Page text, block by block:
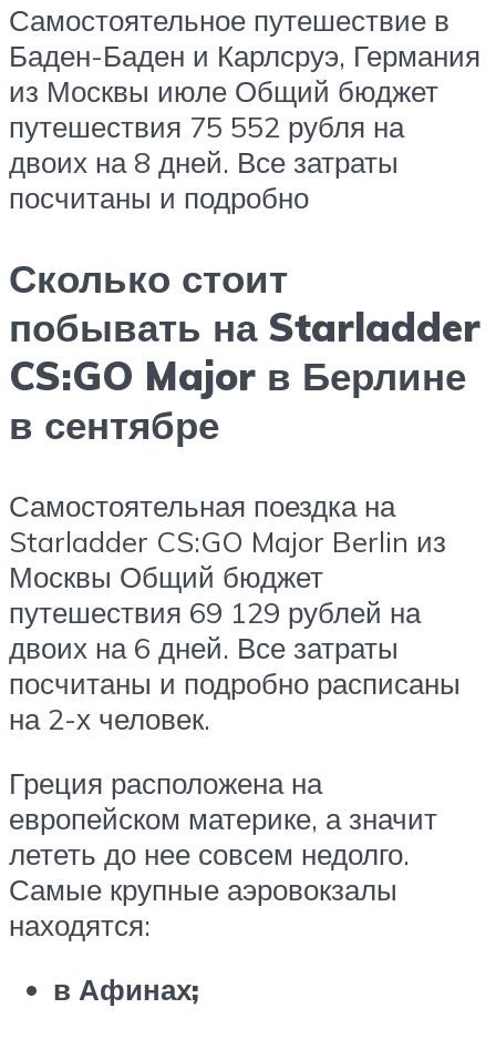
Самостоятельное путешествие в
Баден-Баден и Карлсруэ, Германия
из Москвы июле Общий бюджет
путешествия 75 552 рубля на
двоих на 8 дней. Все затраты
посчитаны и подробно
Сколько стоит
побывать на Starladder
CS:GO Major в Берлине
в сентябре
Самостоятельная поездка на
Starladder CS:GO Major Berlin из
Москвы Общий бюджет
путешествия 69 129 рублей на
двоих на 6 дней. Все затраты
посчитаны и подробно расписаны
на 2-х человек.
Греция расположена на
европейском материке, а значит
лететь до нее совсем недолго.
Самые крупные аэровокзалы
находятся:
в Афинах;